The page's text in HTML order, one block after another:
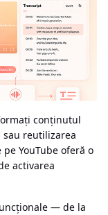
conținutul
reutilizarea
YouTube oferă o
activarea
— de la